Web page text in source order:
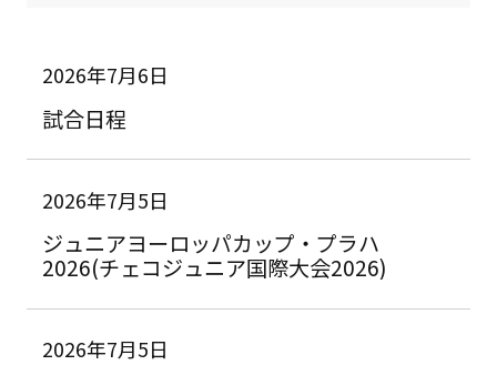
2026年7月6日
試合日程
2026年7月5日
ジュニアヨーロッパカップ・プラハ
2026(チェコジュニア国際大会2026)
2026年7月5日